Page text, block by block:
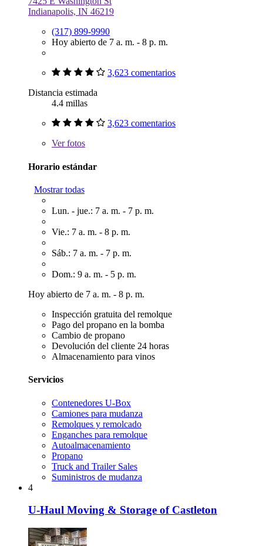
Indianapolis, IN 46219
(317) 899-9990
Hoy abierto de 7 a. m. - 8 p. m.
3,623 comentarios
Distancia estimada
4.4 millas
3,623 comentarios
Verfotos
Horario estándar
Mostrar todas
Lun. - jue.: 7 a. m. - 7 p. m.
Vie.: 7 a. m. - 8 p. m.
Sáb.: 7 a. m. - 7 p. m.
Dom.: 9 a. m. - 5 p. m.
Hoy abierto de 7 a. m. - 8 p. m.
Inspección gratuita del remolque
Pago del propano en la bomba
Cambio de propano
Devolución del cliente 24 horas
Almacenamiento para vinos
Servicios
Contenedores U-Box
Camiones para mudanza
Remolques y remolcado
Enganches para remolque
Autoalmacenamiento
Propano
Truck and Trailer Sales
Suministros de mudanza
4
U-Haul Moving & Storage of Castleton